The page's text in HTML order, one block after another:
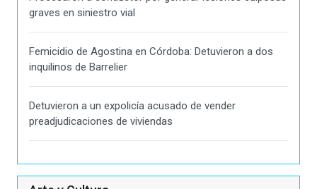
graves en siniestro vial
Femicidio de Agostina en Córdoba: Detuvieron a dos
inquilinos de Barrelier
Detuvieron a un expolicía acusado de vender
preadjudicaciones de viviendas